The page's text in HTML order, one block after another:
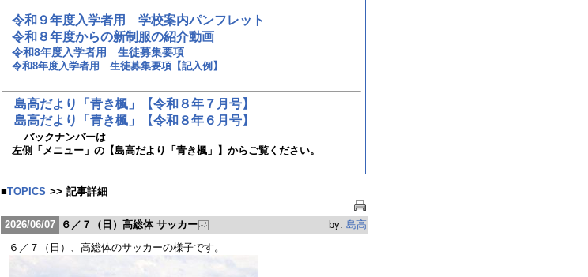
令和９年度入学者用 学校案内パンフレット
令和８年度からの新制服の紹介動画
令和8年度入学者用 生徒募集要項
令和8年度入学者用 生徒募集要項【記入例】
島高だより「青き楓」【令和８年７月号】
島高だより「青き楓」【令和８年６月号】
バックナンバーは
左側「メニュー」の【島高だより「青き楓」】からご覧ください。
■TOPICS >> 記事詳細
2026/06/07 ６／７（日）高総体 サッカー by: 島高
６／７（日）、高総体のサッカーの様子です。